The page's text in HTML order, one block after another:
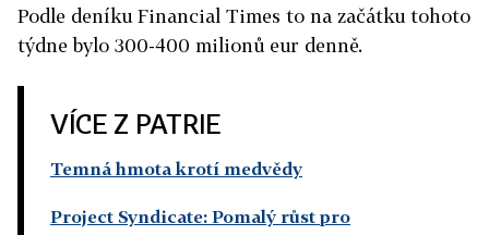
Podle deníku Financial Times to na začátku tohoto
týdne bylo 300-400 milionů eur denně.
VÍCE Z PATRIE
Temná hmota krotí medvědy
Project Syndicate: Pomalý růst pro